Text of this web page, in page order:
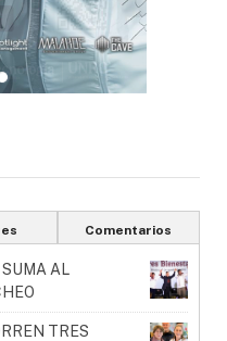
Comentarios
AL
TRES